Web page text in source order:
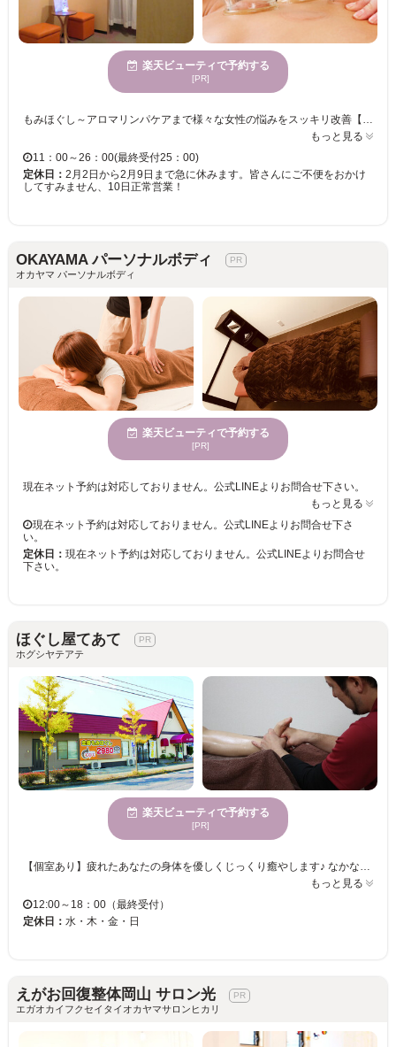
楽天ビューティで予約する
[PR]
もっと見る
11：00～26：00(最終受付25：00)
定休日： 2月2日から2月9日まで急に休みます。皆さんにご不便をおかけ
してすみません、10日正常営業！
OKAYAMA パーソナルボディ
オカヤマ パーソナルボディ
楽天ビューティで予約する
[PR]
現在ネット予約は対応しておりません。公式LINEよりお問合せ下さい。
もっと見る
現在ネット予約は対応しておりません。公式LINEよりお問合せ下さ
い。
定休日： 現在ネット予約は対応しておりません。公式LINEよりお問合せ
下さい。
ほぐし屋てあて
ホグシヤテアテ
楽天ビューティで予約する
[PR]
【個室あり】疲れたあなたの身体を優しくじっくり癒やします♪ なかなか疲れが取れない…とお困りの方におすすめのサロンです！お客様一人一人の体調に合わせ、施術の仕方を選びます◎経験豊富なスタッフの技術力で、ガチガチな身体もすっきりリフレッシュ☆ ◆木目調で落ち着いた雰囲気の店内でリラックスタイム☆ ◆お店の外には大きい看板があるので分かりやすいです♪ アットホームな雰囲気と和やかな物腰のスタッフで、幅広い世代から支持される【ほぐし屋てあて】へ是非足を運んでみて下さい♪皆様のお越しをお待ちしております。
もっと見る
12:00～18：00（最終受付）
定休日： 水・木・金・日
えがお回復整体岡山 サロン光
エガオカイフクセイタイオカヤマサロンヒカリ